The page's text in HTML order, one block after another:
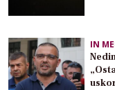
IN